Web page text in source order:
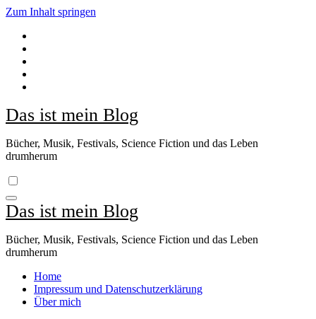
Zum Inhalt springen
Das ist mein Blog
Bücher, Musik, Festivals, Science Fiction und das Leben
drumherum
Das ist mein Blog
Bücher, Musik, Festivals, Science Fiction und das Leben
drumherum
Home
Impressum und Datenschutzerklärung
Über mich